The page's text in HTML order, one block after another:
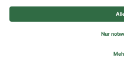
© 2026 REWE